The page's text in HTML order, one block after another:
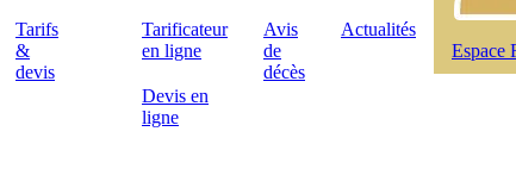
Tarifs
&
devis
Tarificateur
en ligne
Devis en
ligne
Avis
de
décès
Actualités
Espace